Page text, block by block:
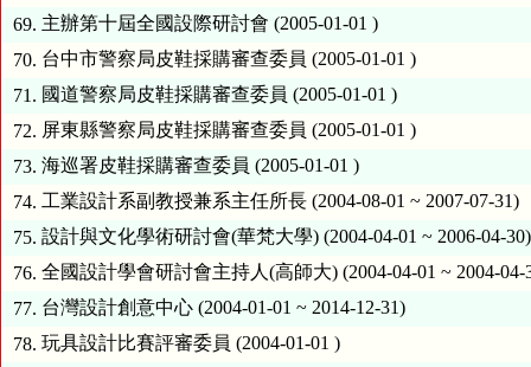
69. 主辦第十屆全國設際研討會 (2005-01-01 )
70. 台中市警察局皮鞋採購審查委員 (2005-01-01 )
71. 國道警察局皮鞋採購審查委員 (2005-01-01 )
72. 屏東縣警察局皮鞋採購審查委員 (2005-01-01 )
73. 海巡署皮鞋採購審查委員 (2005-01-01 )
74. 工業設計系副教授兼系主任所長 (2004-08-01 ~ 2007-07-31)
75. 設計與文化學術研討會(華梵大學) (2004-04-01 ~ 2006-04-30)
76. 全國設計學會研討會主持人(高師大) (2004-04-01 ~ 2004-04-
77. 台灣設計創意中心 (2004-01-01 ~ 2014-12-31)
78. 玩具設計比賽評審委員 (2004-01-01 )